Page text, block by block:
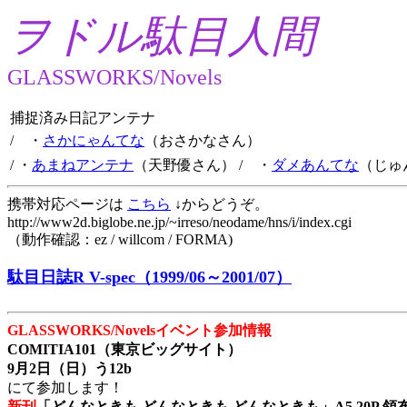
ヲドル駄目人間
GLASSWORKS/Novels
捕捉済み日記アンテナ
/ ・ さかにゃんてな （おさかなさん）
/ ・ あまねアンテナ （天野優さん） / ・ ダメあんてな （じ
携帯対応ページは こちら ↓からどうぞ。
http://www2d.biglobe.ne.jp/~irreso/neodame/hns/i/index.cgi
（動作確認：ez / willcom / FORMA)
駄目日誌R V-spec（1999/06～2001/07）
GLASSWORKS/Novelsイベント参加情報
COMITIA101（東京ビッグサイト）
9月2日（日）う12b
にて参加します！